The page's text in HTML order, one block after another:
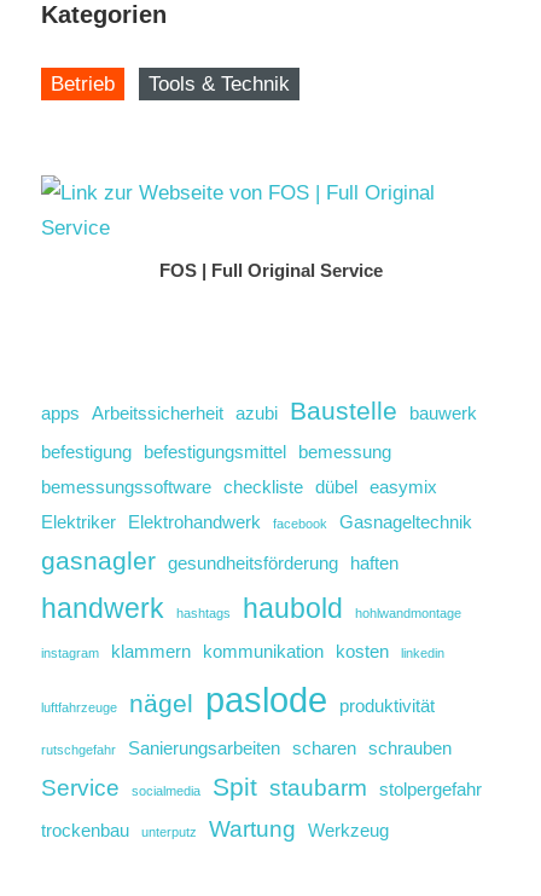
Kategorien
Betrieb Tools & Technik
FOS | Full Original Service
apps Arbeitssicherheit azubi Baustelle
bauwerk
befestigung
befestigungsmittel
bemessung
bemessungssoftware checkliste dübel easymix
Elektriker
Elektrohandwerk facebook Gasnageltechnik
gasnagler gesundheitsförderung haften
handwerk hashtags haubold hohlwandmontage
instagram klammern kommunikation kosten linkedin
luftfahrzeuge nägel paslode produktivität
rutschgefahr Sanierungsarbeiten scharen schrauben
Service socialmedia Spit staubarm
stolpergefahr
trockenbau
unterputz Wartung Werkzeug